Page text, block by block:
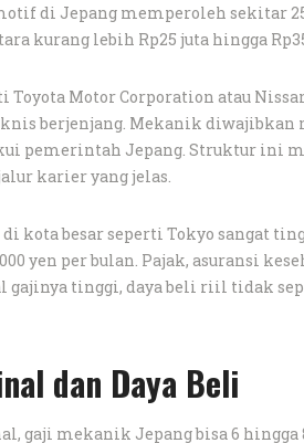
di Jepang memperoleh sekitar
kurang lebih Rp25 juta hingga
Toyota Motor Corporation atau
berjenjang. Mekanik
pemerintah Jepang. Struktur ini
karier yang jelas.
kota besar seperti Tokyo sangat
yen per bulan. Pajak, asuransi
tinggi, daya beli riil tidak
dan Daya Beli
gaji mekanik Jepang bisa 6